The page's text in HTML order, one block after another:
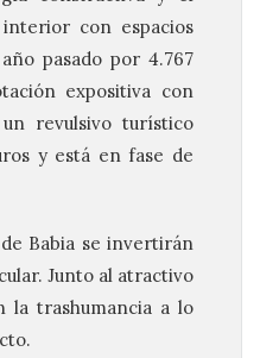
con espacios
pasado por 4.767
expositiva con
revulsivo turístico
y está en fase de
Babia se invertirán
Junto al atractivo
la trashumancia a lo